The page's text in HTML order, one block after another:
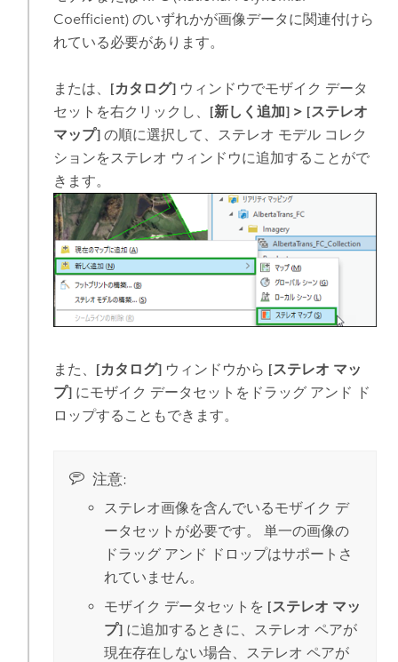
Coefficient) のいずれかが画像データに関連付けら
れている必要があります。
または、 [カタログ]ウィンドウでモザイク データ
セットを右クリックし、 [新しく追加] > [ステレオ
マップ]の順に選択して、ステレオ モデル コレク
ションをステレオ ウィンドウに追加することがで
きます。
また、 [カタログ]ウィンドウから [ステレオ マッ
プ]にモザイク データセットをドラッグ アンド ド
ロップすることもできます。
注意:
ステレオ画像を含んでいるモザイク デ
ータセットが必要です。 単一の画像の
ドラッグ アンド ドロップはサポートさ
れていません。
モザイク データセットを [ステレオ マッ
プ]に追加するときに、ステレオ ペアが
現在存在しない場合、ステレオ ペアが